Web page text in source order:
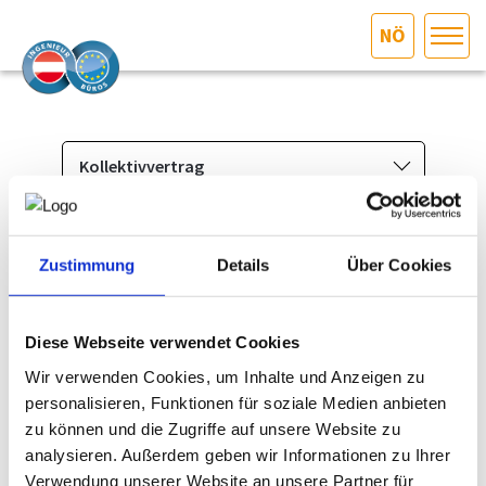
Zustimmung Details Über Cookies
Diese Webseite verwendet Cookies
Wir verwenden Cookies, um Inhalte und Anzeigen zu
personalisieren, Funktionen für soziale Medien anbieten
zu können und die Zugriffe auf unsere Website zu
analysieren. Außerdem geben wir Informationen zu Ihrer
Verwendung unserer Website an unsere Partner für
NÖ
AKTUELLES/INGOO
MITGLIEDER­VERZEICHNIS
SERVICE
KONTAKT
Kollektivvertrag
Berufsbild & Gründung
Branchenrecht
Allgemeine Geschäftsbedingungen
Standesregeln
Kollektivvertrag
Versicherung NÖ
Fachgebiete
Welcher Kollektivvertrag gilt für Ingenieurbüros?
für Angestellte in Information und Consulting
Kollektivvertrag Information und Consulting 2026
Gehaltsordnung Information und Consulting, Angestellte,
gültig ab 1.1.2026 - WKO
Information zum KV-Abschluss 2026 für Angestellte in